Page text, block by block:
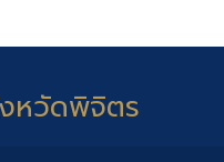
หวัดพิจิตร